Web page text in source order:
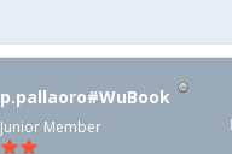
p.pallaoro#WuBook
Junior Member